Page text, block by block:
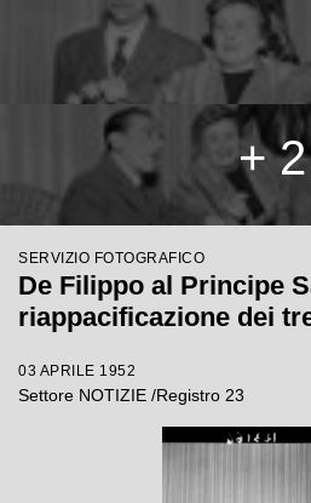
+ 2
SERVIZIO FOTOGRAFICO
De Filippo al Principe
riappacificazione dei
03 APRILE 1952
Settore NOTIZIE /Registro 23